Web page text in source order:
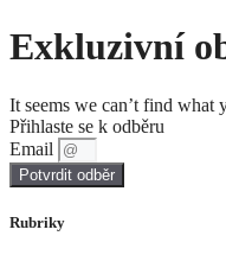
Exkluzivní
It seems we can’t find what
Přihlaste se k odběru
Email
Potvrdit odběr
Rubriky